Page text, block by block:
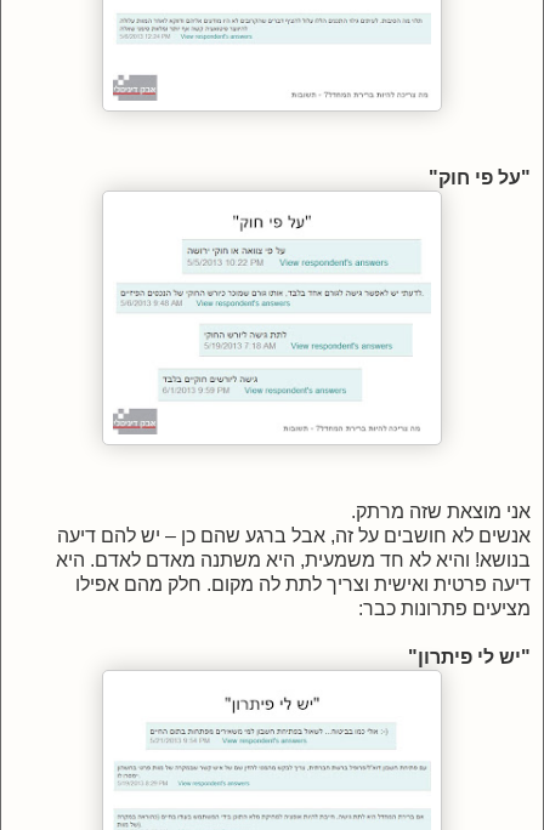
"על פי חוק"
אני מוצאת שזה מרתק.
אנשים לא חושבים על זה, אבל ברגע שהם כן – יש להם דיעה
בנושא! והיא לא חד משמעית, היא משתנה מאדם לאדם. היא
דיעה פרטית ואישית וצריך לתת לה מקום. חלק מהם אפילו
מציעים פתרונות כבר:
"יש לי פיתרון"